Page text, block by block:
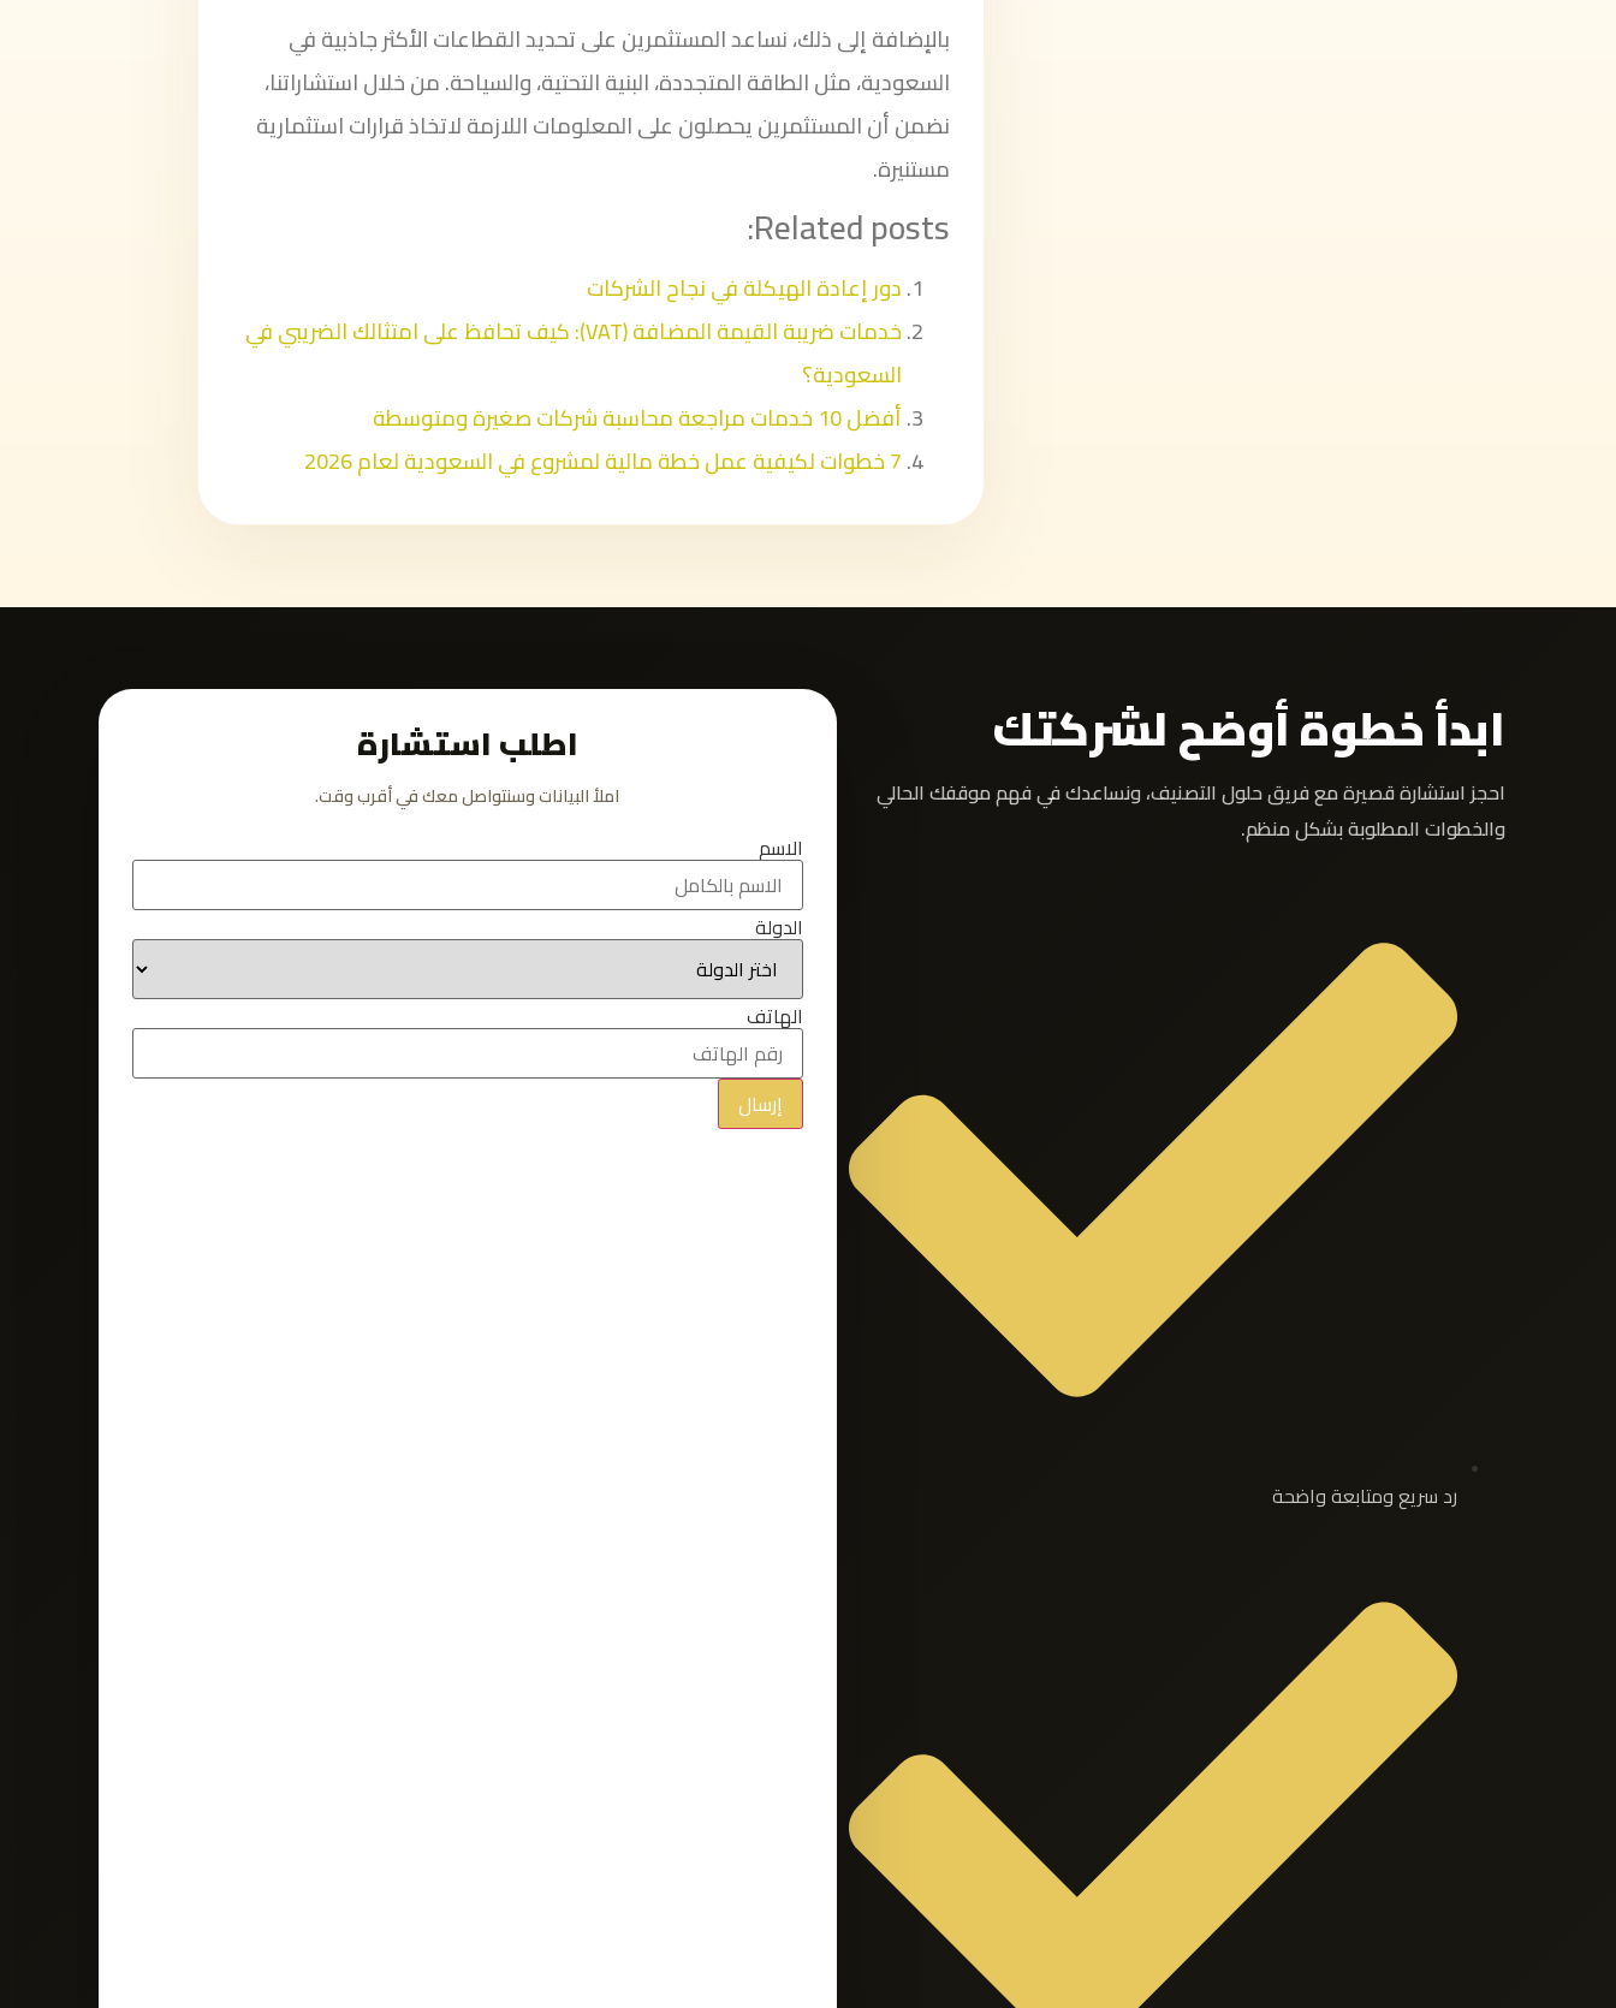
بالإضافة إلى ذلك، نساعد المستثمرين على تحديد القطاعات الأكثر جاذبية في
السعودية، مثل الطاقة المتجددة، البنية التحتية، والسياحة. من خلال استشاراتنا،
نضمن أن المستثمرين يحصلون على المعلومات اللازمة لاتخاذ قرارات استثمارية
مستنيرة.
Related posts:
دور إعادة الهيكلة في نجاح الشركات
خدمات ضريبة القيمة المضافة (VAT): كيف تحافظ على امتثالك الضريبي في
السعودية؟
أفضل 10 خدمات مراجعة محاسبة شركات صغيرة ومتوسطة
7 خطوات لكيفية عمل خطة مالية لمشروع في السعودية لعام 2026
ابدأ خطوة أوضح لشركتك
احجز استشارة قصيرة مع فريق حلول التصنيف، ونساعدك في فهم موقفك الحالي
والخطوات المطلوبة بشكل منظم.
رد سريع ومتابعة واضحة
اطلب استشارة
املأ البيانات وسنتواصل معك في أقرب وقت.
الاسم
الدولة
الهاتف
إرسال